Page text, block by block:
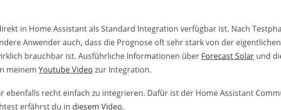
in Home Assistant als Standard Integration verfügbar ist. Nach
Anwender auch, dass die Prognose oft sehr stark von der eigentlichen
brauchbar ist. Ausführliche Informationen über Forecast Solar und
meinem Youtube Video zur Integration.
ebenfalls recht einfach zu integrieren. Dafür ist der Home Assistant
erfährst du in diesem Video.